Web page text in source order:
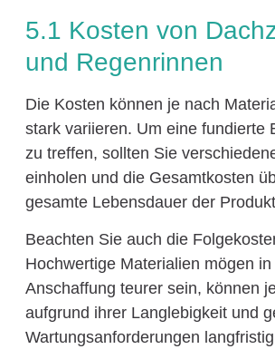
5.1 Kosten von
und Regenrinnen
Die Kosten können je nach
stark variieren. Um eine fundierte
zu treffen, sollten Sie
einholen und die Gesamtkosten
gesamte Lebensdauer der
Beachten Sie auch die
Hochwertige Materialien mögen in
Anschaffung teurer sein, können
aufgrund ihrer Langlebigkeit und
Wartungsanforderungen